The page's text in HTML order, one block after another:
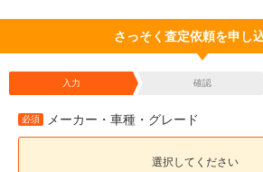
さっそく査定依頼を申し
入力 確認
必須 メーカー・車種・グレード
選択してください